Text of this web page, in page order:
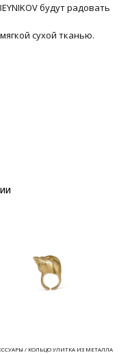
будут радовать
сухой тканью.
/ КОЛЬЦО УЛИТКА ИЗ МЕТАЛЛА